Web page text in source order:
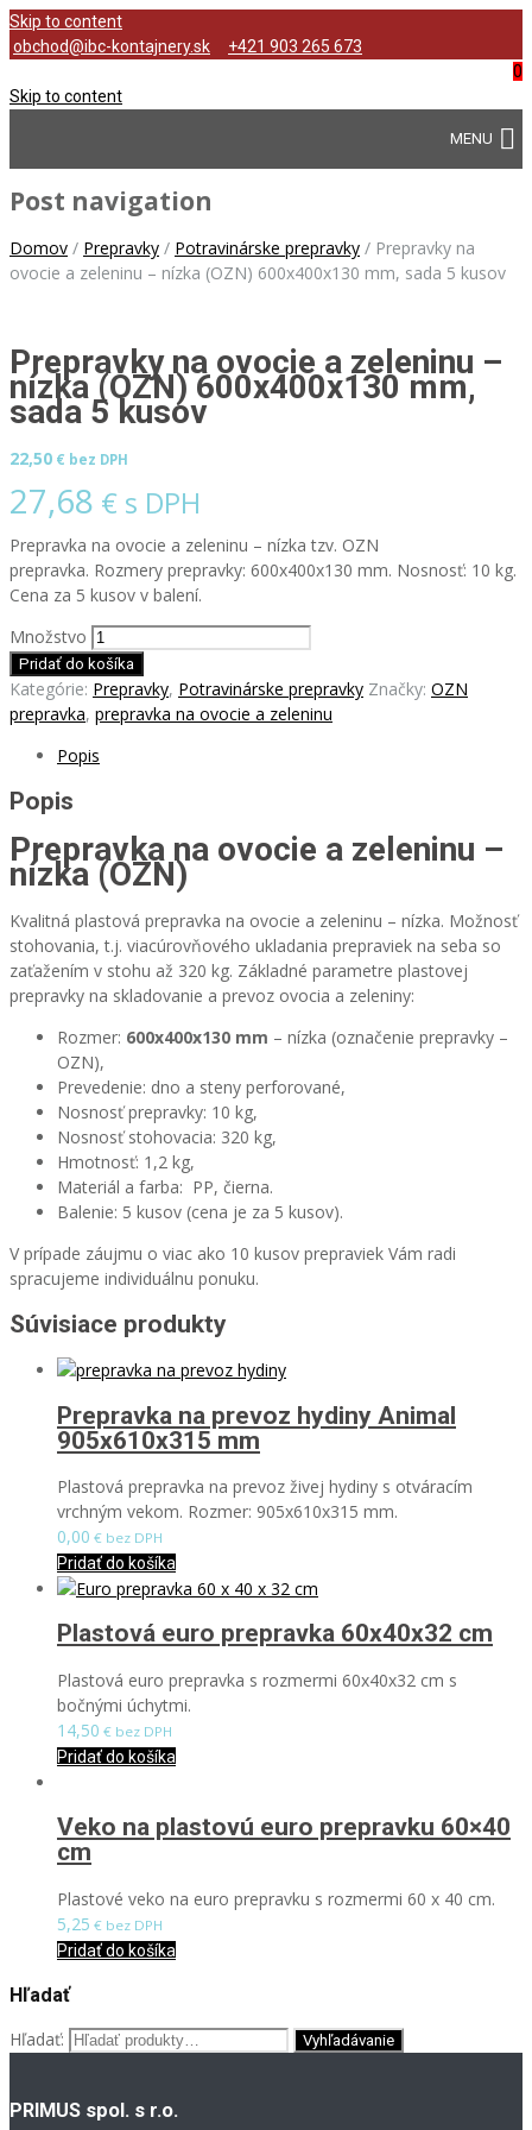
Skip to content
obchod@ibc-kontajnery.sk
+421 903 265 673
0
Skip to content
Post navigation
Domov / Prepravky / Potravinárske prepravky / Prepravky na
ovocie a zeleninu – nízka (OZN) 600x400x130 mm, sada 5 kusov
Prepravky na ovocie a zeleninu –
nízka (OZN) 600x400x130 mm,
sada 5 kusov
22,50 € bez DPH
27,68 € s DPH
Prepravka na ovocie a zeleninu – nízka tzv. OZN
prepravka. Rozmery prepravky: 600x400x130 mm. Nosnosť: 10 kg.
Cena za 5 kusov v balení.
Množstvo
Pridať do košíka
Kategórie: Prepravky, Potravinárske prepravky Značky: OZN
prepravka, prepravka na ovocie a zeleninu
Popis
Popis
Prepravka na ovocie a zeleninu –
nízka (OZN)
Kvalitná plastová prepravka na ovocie a zeleninu – nízka. Možnosť
stohovania, t.j. viacúrovňového ukladania prepraviek na seba so
zaťažením v stohu až 320 kg. Základné parametre plastovej
prepravky na skladovanie a prevoz ovocia a zeleniny:
Rozmer: 600x400x130 mm – nízka (označenie prepravky –
OZN),
Prevedenie: dno a steny perforované,
Nosnosť prepravky: 10 kg,
Nosnosť stohovacia: 320 kg,
Hmotnosť: 1,2 kg,
Materiál a farba: PP, čierna.
Balenie: 5 kusov (cena je za 5 kusov).
V prípade záujmu o viac ako 10 kusov prepraviek Vám radi
spracujeme individuálnu ponuku.
Súvisiace produkty
Prepravka na prevoz hydiny Animal
905x610x315 mm
Plastová prepravka na prevoz živej hydiny s otváracím
vrchným vekom. Rozmer: 905x610x315 mm.
0,00 € bez DPH
Pridať do košíka
Plastová euro prepravka 60x40x32 cm
Plastová euro prepravka s rozmermi 60x40x32 cm s
bočnými úchytmi.
14,50 € bez DPH
Pridať do košíka
Veko na plastovú euro prepravku 60×40
cm
Plastové veko na euro prepravku s rozmermi 60 x 40 cm.
5,25 € bez DPH
Pridať do košíka
Hľadať
Hľadať:
PRIMUS spol. s r.o.